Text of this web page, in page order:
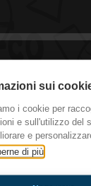
Ciao ragazzi,
onda, solo per
atteso nuovo
sui
i cookie per
e sull'utilizzo del
e
di più